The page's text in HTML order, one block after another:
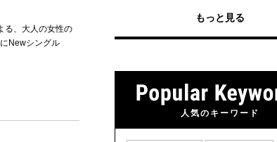
る、大人の女性の
Newシングル
もっと見る
人気のキーワード